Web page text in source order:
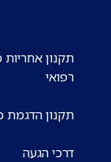
תקנון
רפואי
תקנון הדגמת
דרכי הגעה